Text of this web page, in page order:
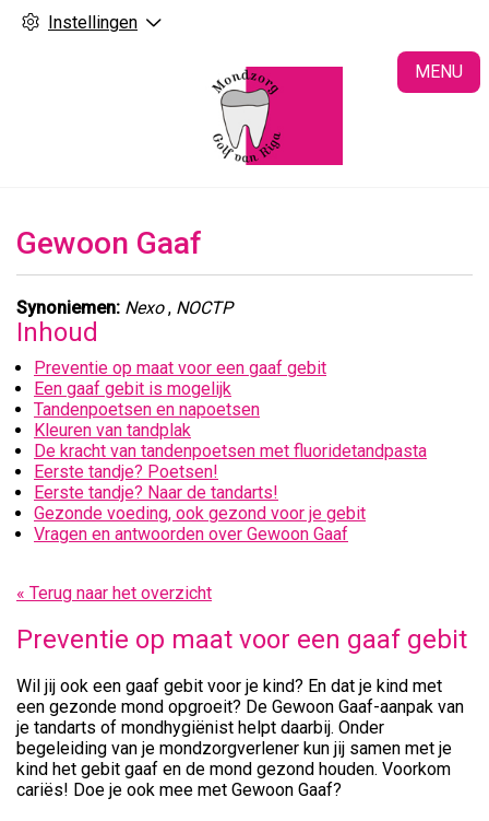
Instellingen
MENU
Gewoon Gaaf
Synoniemen: Nexo, NOCTP
Inhoud
Preventie op maat voor een gaaf gebit
Een gaaf gebit is mogelijk
Tandenpoetsen en napoetsen
Kleuren van tandplak
De kracht van tandenpoetsen met fluoridetandpasta
Eerste tandje? Poetsen!
Eerste tandje? Naar de tandarts!
Gezonde voeding, ook gezond voor je gebit
Vragen en antwoorden over Gewoon Gaaf
« Terug naar het overzicht
Preventie op maat voor een gaaf gebit
Wil jij ook een gaaf gebit voor je kind? En dat je kind met
een gezonde mond opgroeit? De Gewoon Gaaf-aanpak van
je tandarts of mondhygiënist helpt daarbij. Onder
begeleiding van je mondzorgverlener kun jij samen met je
kind het gebit gaaf en de mond gezond houden. Voorkom
cariës! Doe je ook mee met Gewoon Gaaf?